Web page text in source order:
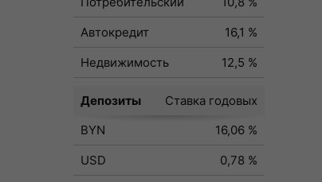
Автокредит
16,1 %
Недвижимость
12,5 %
Депозиты
Ставка годовых
BYN
16,06 %
USD
0,78 %